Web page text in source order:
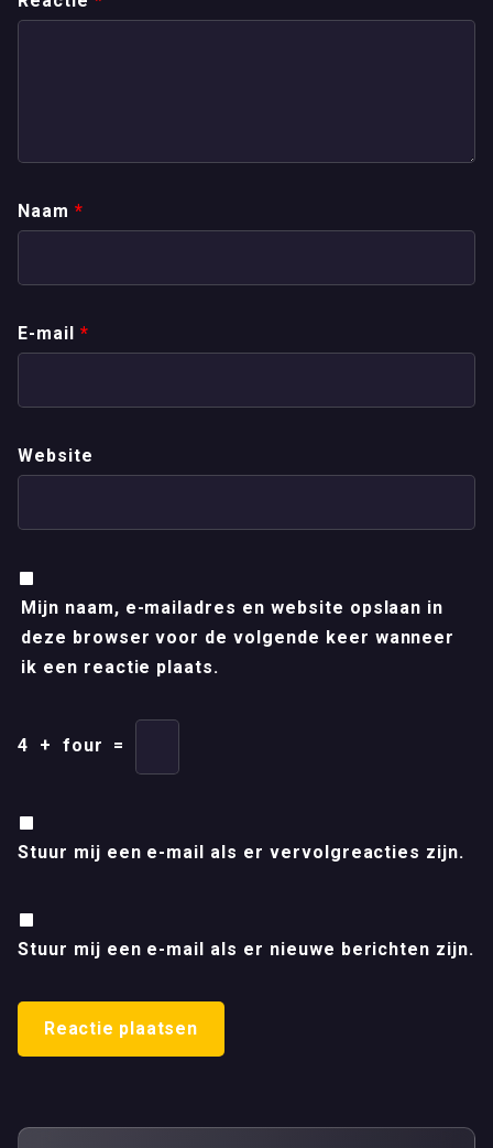
Naam *
E-mail *
Website
Mijn naam, e-mailadres en website opslaan in
deze browser voor de volgende keer wanneer
ik een reactie plaats.
4 + four =
Stuur mij een e-mail als er vervolgreacties zijn.
Stuur mij een e-mail als er nieuwe berichten zijn.